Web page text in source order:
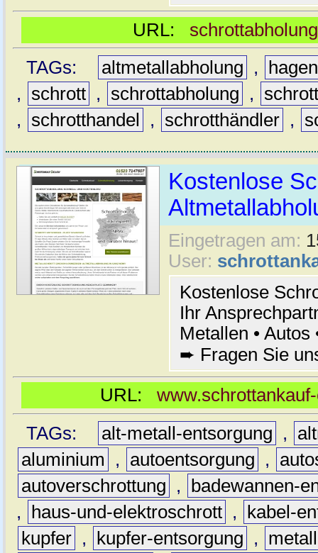
URL:
TAGs:
altmetallabholung ,
hagen
,
schrott , schrottabholung ,
,
schrotthandel , schrotthändler ,
Kostenlose
Eingetragen am:
User:
Kostenlose
Ihr
Metallen •
➨ Fragen Sie
URL:
TAGs:
alt-metall-entsorgung ,
aluminium
, autoentsorgung ,
autoverschrottung
,
badewannen-
,
haus-und-elektroschrott ,
kabel-
kupfer , kupfer-entsorgung , metall